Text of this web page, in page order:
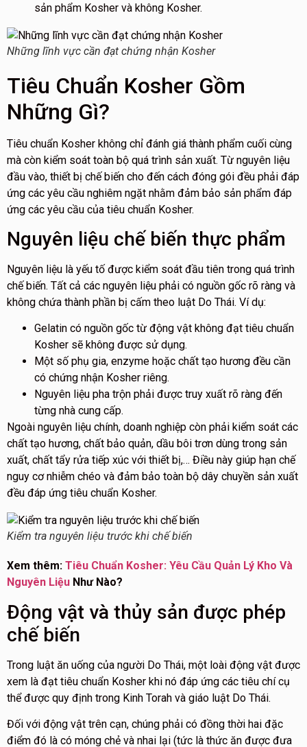
sản phẩm Kosher và không Kosher.
Những lĩnh vực cần đạt chứng nhận Kosher
Tiêu Chuẩn Kosher Gồm
Những Gì?
Tiêu chuẩn Kosher không chỉ đánh giá thành phẩm cuối cùng
mà còn kiểm soát toàn bộ quá trình sản xuất. Từ nguyên liệu
đầu vào, thiết bị chế biến cho đến cách đóng gói đều phải đáp
ứng các yêu cầu nghiêm ngặt nhằm đảm bảo sản phẩm đáp
ứng các yêu cầu của tiêu chuẩn Kosher.
Nguyên liệu chế biến thực phẩm
Nguyên liệu là yếu tố được kiểm soát đầu tiên trong quá trình
chế biến. Tất cả các nguyên liệu phải có nguồn gốc rõ ràng và
không chứa thành phần bị cấm theo luật Do Thái. Ví dụ:
Gelatin có nguồn gốc từ động vật không đạt tiêu chuẩn
Kosher sẽ không được sử dụng.
Một số phụ gia, enzyme hoặc chất tạo hương đều cần
có chứng nhận Kosher riêng.
Nguyên liệu pha trộn phải được truy xuất rõ ràng đến
từng nhà cung cấp.
Ngoài nguyên liệu chính, doanh nghiệp còn phải kiểm soát các
chất tạo hương, chất bảo quản, dầu bôi trơn dùng trong sản
xuất, chất tẩy rửa tiếp xúc với thiết bị,… Điều này giúp hạn chế
nguy cơ nhiễm chéo và đảm bảo toàn bộ dây chuyền sản xuất
đều đáp ứng tiêu chuẩn Kosher.
Kiểm tra nguyên liệu trước khi chế biến
Xem thêm: Tiêu Chuẩn Kosher: Yêu Cầu Quản Lý Kho Và
Nguyên Liệu Như Nào?
Động vật và thủy sản được phép
chế biến
Trong luật ăn uống của người Do Thái, một loài động vật được
xem là đạt tiêu chuẩn Kosher khi nó đáp ứng các tiêu chí cụ
thể được quy định trong Kinh Torah và giáo luật Do Thái.
Đối với động vật trên cạn, chúng phải có đồng thời hai đặc
điểm đó là có móng chẻ và nhai lại (tức là thức ăn được đưa